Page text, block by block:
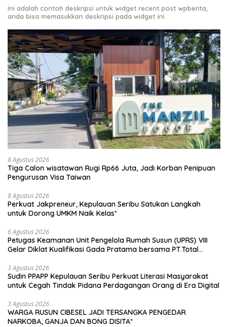
Ini adalah contoh deskripsi untuk widget recent post wpberita,
anda bisa memasukkan deskripsi pada widget ini.
8 Agustus 2026
Tiga Calon wisatawan Rugi Rp66 Juta, Jadi Korban Penipuan
Pengurusan Visa Taiwan
8 Agustus 2026
Perkuat Jakpreneur, Kepulauan Seribu Satukan Langkah
untuk Dorong UMKM Naik Kelas*
6 Agustus 2026
Petugas Keamanan Unit Pengelola Rumah Susun (UPRS) VIII
Gelar Diklat Kualifikasi Gada Pratama bersama PT.Total
Jaya*
3 Agustus 2026
Sudin PPAPP Kepulauan Seribu Perkuat Literasi Masyarakat
untuk Cegah Tindak Pidana Perdagangan Orang di Era Digital
3 Agustus 2026
WARGA RUSUN CIBESEL JADI TERSANGKA PENGEDAR
NARKOBA, GANJA DAN BONG DISITA*